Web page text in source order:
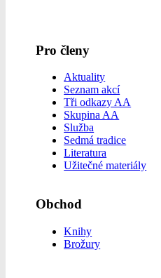
Pro členy
Aktuality
Seznam akcí
Tři odkazy AA
Skupina AA
Služba
Sedmá tradice
Literatura
Užitečné materiály
Obchod
Knihy
Brožury